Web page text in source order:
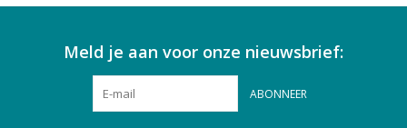
Meld je aan voor onze nieuwsbrief:
ABONNEER